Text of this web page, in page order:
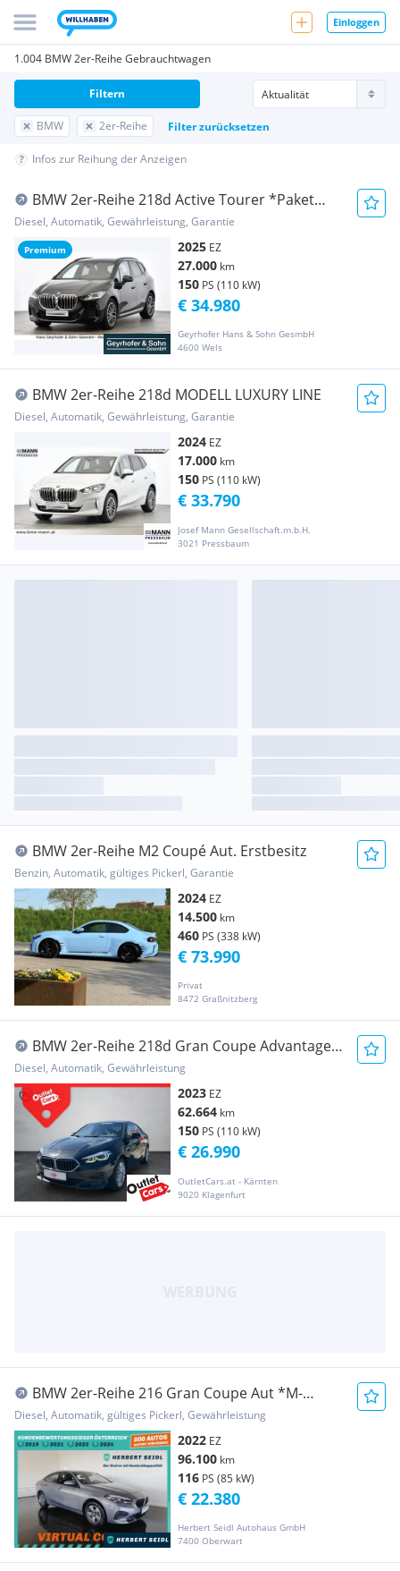
Einloggen
1.004 BMW 2er-Reihe Gebrauchtwagen
BMW 2er-Reihe Filter zurücksetzen
Filtern
Infos zur Reihung der Anzeigen
Premium
BMW 2er-Reihe 218d Active Tourer *Paket
Care/360°/M-Paket/Navi*
Diesel, Automatik, Gewährleistung, Garantie
2025 EZ
27.000 km
150 PS (110 kW)
Geyrhofer Hans & Sohn GesmbH
4600 Wels
€ 34.980
BMW 2er-Reihe 218d MODELL LUXURY LINE
Diesel, Automatik, Gewährleistung, Garantie
2024 EZ
17.000 km
150 PS (110 kW)
Josef Mann Gesellschaft.m.b.H.
3021 Pressbaum
€ 33.790
BMW 2er-Reihe M2 Coupé Aut. Erstbesitz
Benzin, Automatik, gültiges Pickerl, Garantie
2024 EZ
14.500 km
460 PS (338 kW)
Privat
8472 Graßnitzberg
€ 73.990
BMW 2er-Reihe 218d Gran Coupe Advantage
AUT+KlimaA
Diesel, Automatik, Gewährleistung
2023 EZ
62.664 km
150 PS (110 kW)
OutletCars.at - Kärnten
9020 Klagenfurt
€ 26.990
BMW 2er-Reihe 216 Gran Coupe Aut *M-
SPORT INNEN / LED ADAPTIV...
Diesel, Automatik, gültiges Pickerl, Gewährleistung
2022 EZ
96.100 km
116 PS (85 kW)
Herbert Seidl Autohaus GmbH
7400 Oberwart
€ 22.380